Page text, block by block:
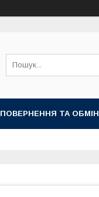
ПОВЕРНЕННЯ ТА ОБМІН